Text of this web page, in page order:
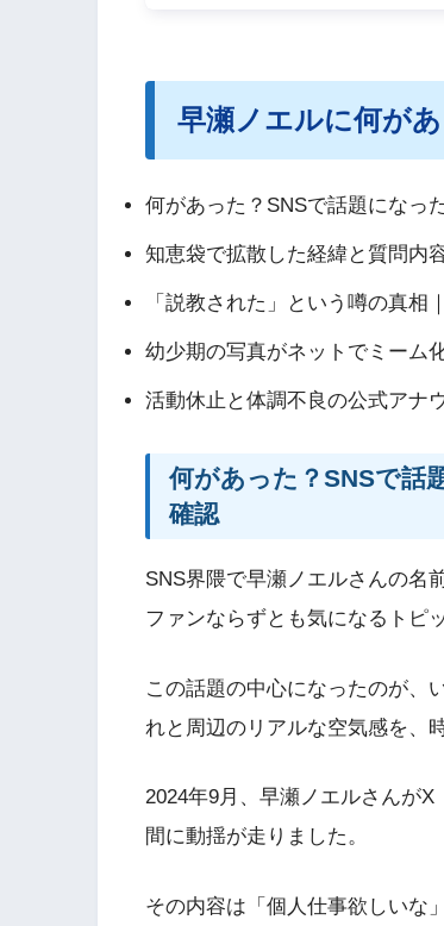
早瀬ノエルに何が
何があった？SNSで話題になっ
知恵袋で拡散した経緯と質問内
「説教された」という噂の真
幼少期の写真がネットでミーム
活動休止と体調不良の公式アナ
何があった？SNSで話
確認
SNS界隈で早瀬ノエルさんの名
ファンならずとも気になるトピ
この話題の中心になったのが、
れと周辺のリアルな空気感を、
2024年9月、早瀬ノエルさんが
間に動揺が走りました。
その内容は「個人仕事欲しいな